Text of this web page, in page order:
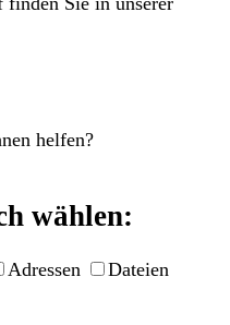
helfen?
wählen:
Adressen Dateien